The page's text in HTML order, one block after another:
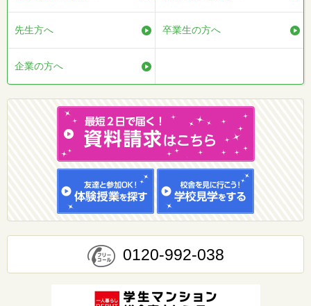
先生方へ 卒業生の方へ
企業の方へ
0120-992-038